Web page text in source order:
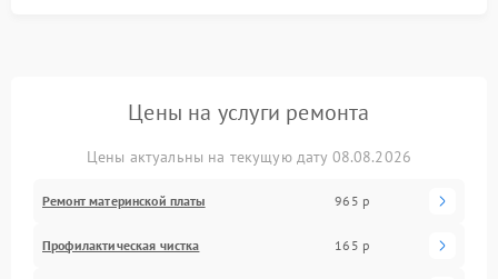
Цены на услуги ремонта
Цены актуальны на текущую дату 08.08.2026
Ремонт материнской платы 965 р
Профилактическая чистка 165 р